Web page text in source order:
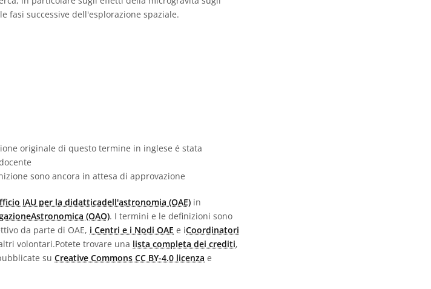
fasi successive dell'esplorazione spaziale.
originale di questo termine in inglese é stata
sono ancora in attesa di approvazione
IAU per la didatticadell'astronomia (OAE) in
(OAO). I termini e le definizioni sono
da parte di OAE, i Centri e i Nodi OAE e iCoordinatori
volontari.Potete trovare una lista completa dei crediti,
su Creative Commons CC BY-4.0 licenza e